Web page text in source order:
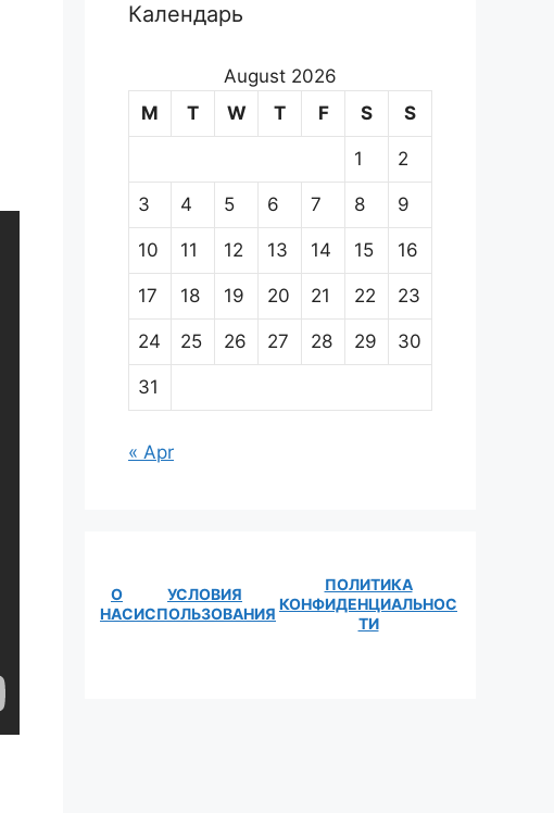
Календарь
August 2026
M
T W T F S S
1 2
3 4 5 6 7 8 9
10 11 12 13 14 15 16
17 18 19 20 21 22 23
24 25 26 27 28 29 30
31
« Apr
О
НАС
УСЛОВИЯ
ИСПОЛЬЗОВАНИЯ
ПОЛИТИКА
КОНФИДЕНЦИАЛЬНОС
ТИ